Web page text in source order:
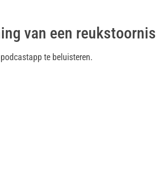
van een reukstoornis
te beluisteren.